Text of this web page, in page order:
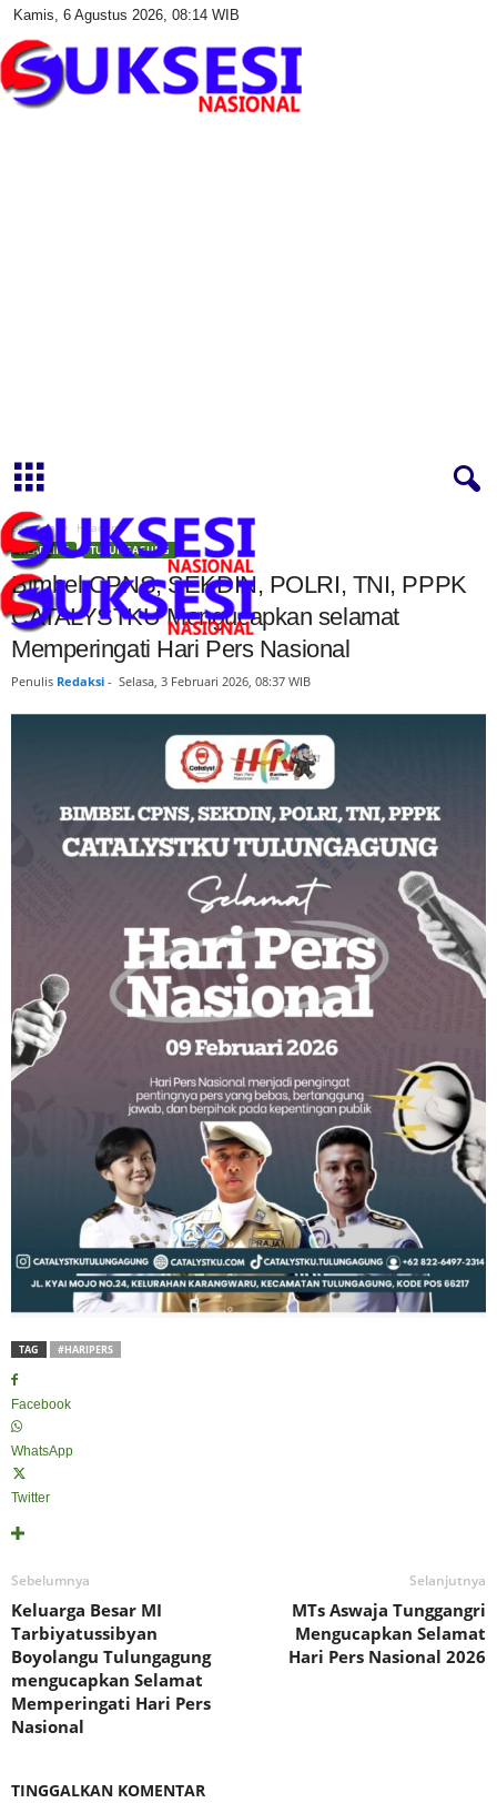
Kamis, 6 Agustus 2026, 08:14 WIB
Beranda Headline
HEADLINE TULUNGAGUNG
Bimbel CPNS, SEKDIN, POLRI, TNI, PPPK
CATALYSTKU Mengucapkan selamat
Memperingati Hari Pers Nasional
Penulis Redaksi - Selasa, 3 Februari 2026, 08:37 WIB
TAG #HARIPERS
Facebook
WhatsApp
Twitter
Sebelumnya
Keluarga Besar MI
Tarbiyatussibyan
Boyolangu Tulungagung
mengucapkan Selamat
Memperingati Hari Pers
Nasional
Selanjutnya
MTs Aswaja Tunggangri
Mengucapkan Selamat
Hari Pers Nasional 2026
TINGGALKAN KOMENTAR